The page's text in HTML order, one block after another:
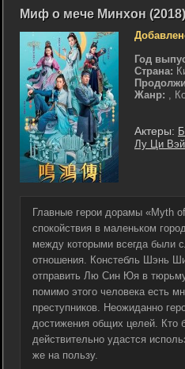
Миф о мече Минхон (2018)
Год
Страна:
Жанр: ,
Актеры:
Лу Ци Вэй
Главные герои дорамы «Myth
спокойствия в маленьком
между которыми всегда были
отношения. Констебль Шэнь
отправить Лю Син Юя в
помимо этого человека есть
преступников. Неожиданно
достижения общих целей. Кто
действительно удастся
же на пользу.